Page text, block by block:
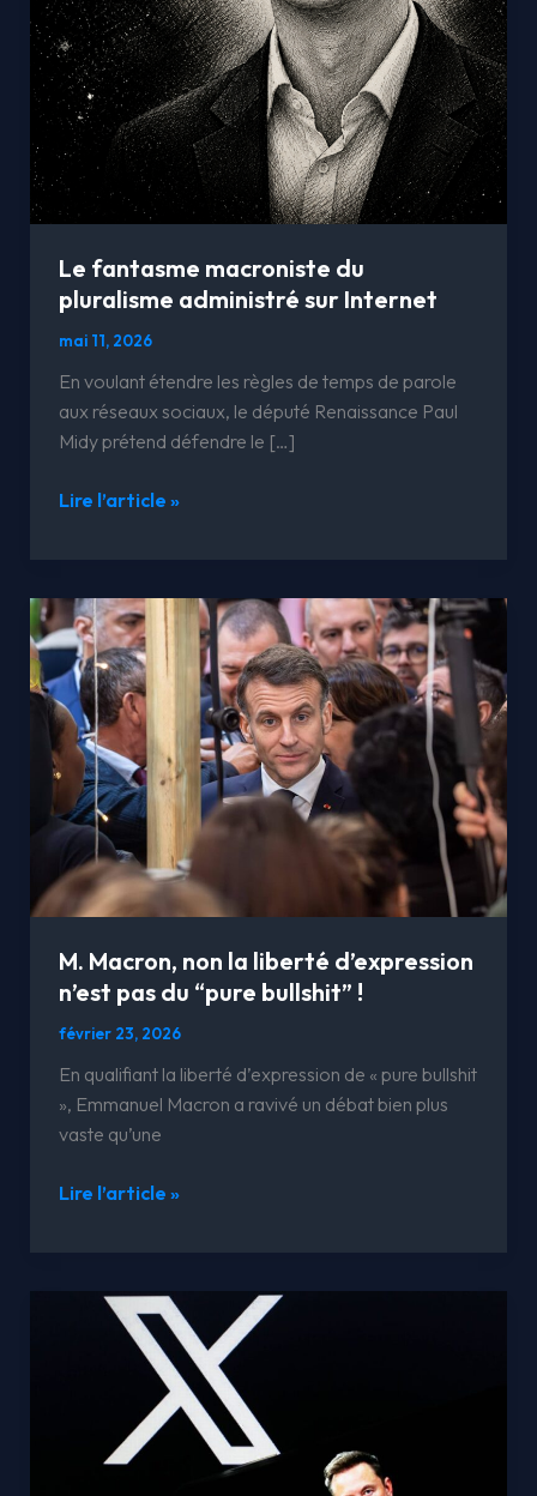
Le fantasme macroniste du
pluralisme administré sur Internet
mai 11, 2026
En voulant étendre les règles de temps de parole
aux réseaux sociaux, le député Renaissance Paul
Midy prétend défendre le […]
Lire l’article »
M. Macron, non la liberté d’expression
n’est pas du “pure bullshit” !
février 23, 2026
En qualifiant la liberté d’expression de « pure bullshit
», Emmanuel Macron a ravivé un débat bien plus
vaste qu’une
M.
Macron,
non
la
liberté
d’expression
n’est
pas
du
“pure
bullshit”
Lire l’article »